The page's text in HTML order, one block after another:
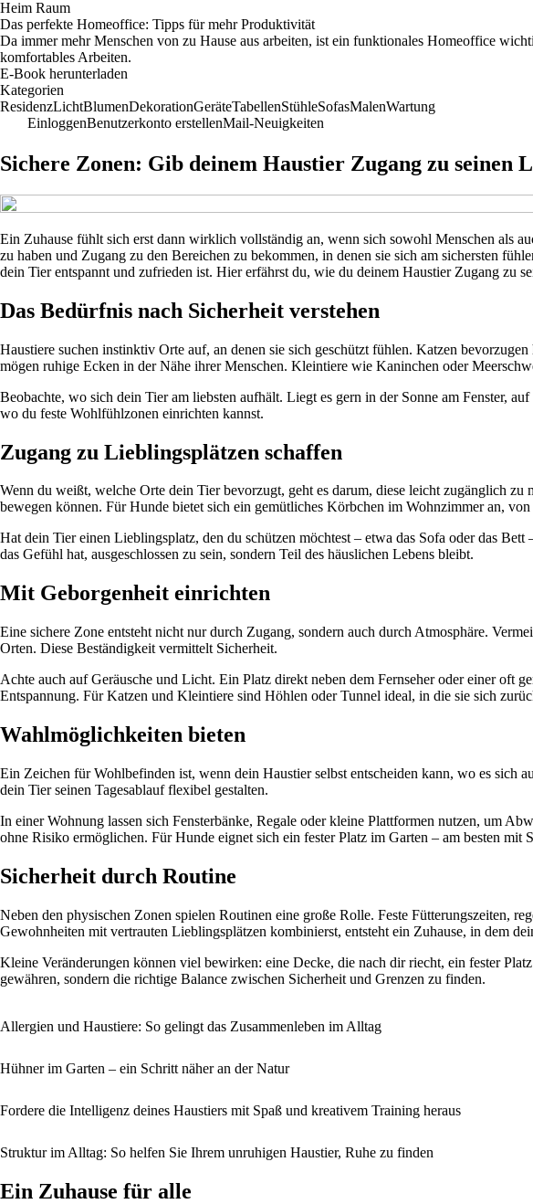
Heim Raum
Das perfekte Homeoffice: Tipps für mehr Produktivität
Da immer mehr Menschen von zu Hause aus arbeiten, ist ein funktionales Homeoffice
komfortables Arbeiten.
E-Book herunterladen
Kategorien
ResidenzLichtBlumenDekorationGeräteTabellenStühleSofasMalenWartung
EinloggenBenutzerkonto erstellenMail-Neuigkeiten
Sichere Zonen: Gib deinem Haustier Zugang zu seinen
Ein Zuhause fühlt sich erst dann wirklich vollständig an, wenn sich sowohl Menschen als
zu haben und Zugang zu den Bereichen zu bekommen, in denen sie sich am sichersten
dein Tier entspannt und zufrieden ist. Hier erfährst du, wie du deinem Haustier Zugang zu
Das Bedürfnis nach Sicherheit verstehen
Haustiere suchen instinktiv Orte auf, an denen sie sich geschützt fühlen. Katzen
mögen ruhige Ecken in der Nähe ihrer Menschen. Kleintiere wie Kaninchen oder
Beobachte, wo sich dein Tier am liebsten aufhält. Liegt es gern in der Sonne am Fenster,
wo du feste Wohlfühlzonen einrichten kannst.
Zugang zu Lieblingsplätzen schaffen
Wenn du weißt, welche Orte dein Tier bevorzugt, geht es darum, diese leicht zugänglich
bewegen können. Für Hunde bietet sich ein gemütliches Körbchen im Wohnzimmer an,
Hat dein Tier einen Lieblingsplatz, den du schützen möchtest – etwa das Sofa oder das
das Gefühl hat, ausgeschlossen zu sein, sondern Teil des häuslichen Lebens bleibt.
Mit Geborgenheit einrichten
Eine sichere Zone entsteht nicht nur durch Zugang, sondern auch durch Atmosphäre.
Orten. Diese Beständigkeit vermittelt Sicherheit.
Achte auch auf Geräusche und Licht. Ein Platz direkt neben dem Fernseher oder einer
Entspannung. Für Katzen und Kleintiere sind Höhlen oder Tunnel ideal, in die sie sich
Wahlmöglichkeiten bieten
Ein Zeichen für Wohlbefinden ist, wenn dein Haustier selbst entscheiden kann, wo es sich
dein Tier seinen Tagesablauf flexibel gestalten.
In einer Wohnung lassen sich Fensterbänke, Regale oder kleine Plattformen nutzen, um
ohne Risiko ermöglichen. Für Hunde eignet sich ein fester Platz im Garten – am besten mit
Sicherheit durch Routine
Neben den physischen Zonen spielen Routinen eine große Rolle. Feste Fütterungszeiten,
Gewohnheiten mit vertrauten Lieblingsplätzen kombinierst, entsteht ein Zuhause, in dem
Kleine Veränderungen können viel bewirken: eine Decke, die nach dir riecht, ein fester
gewähren, sondern die richtige Balance zwischen Sicherheit und Grenzen zu finden.
Allergien und Haustiere: So gelingt das Zusammenleben im Alltag
Hühner im Garten – ein Schritt näher an der Natur
Fordere die Intelligenz deines Haustiers mit Spaß und kreativem Training heraus
Struktur im Alltag: So helfen Sie Ihrem unruhigen Haustier, Ruhe zu finden
Ein Zuhause für alle